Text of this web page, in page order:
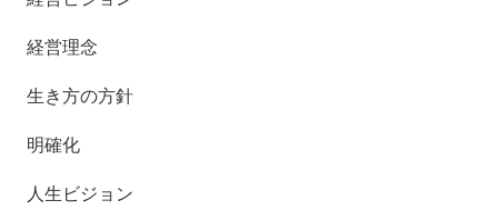
経営理念
生き方の方針
明確化
人生ビジョン